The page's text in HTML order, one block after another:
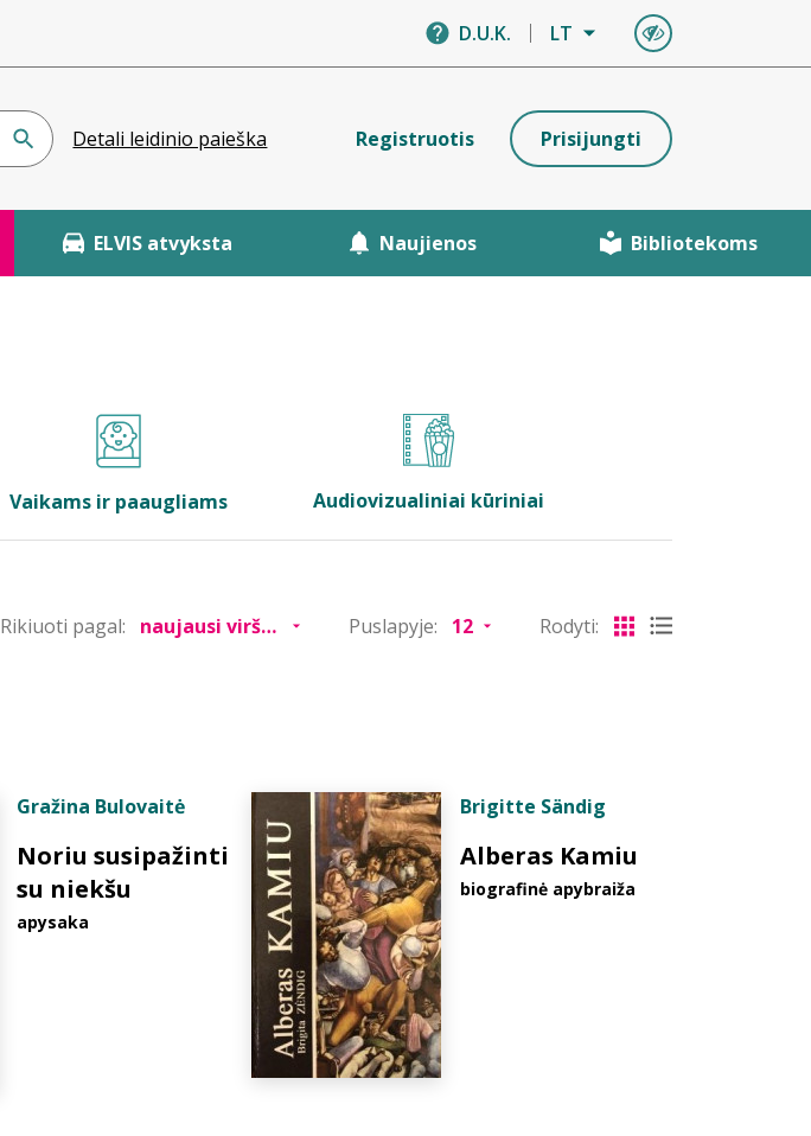
D.U.K. LT
Detali leidinio paieška Registruotis Prisijungti
ELVIS atvyksta Naujienos Bibliotekoms
Vaikams ir paaugliams Audiovizualiniai kūriniai
Rikiuoti pagal: Puslapyje: Rodyti:
Gražina Bulovaitė
Noriu susipažinti
su niekšu
apysaka
Brigitte Sändig
Alberas Kamiu
biografinė apybraiža